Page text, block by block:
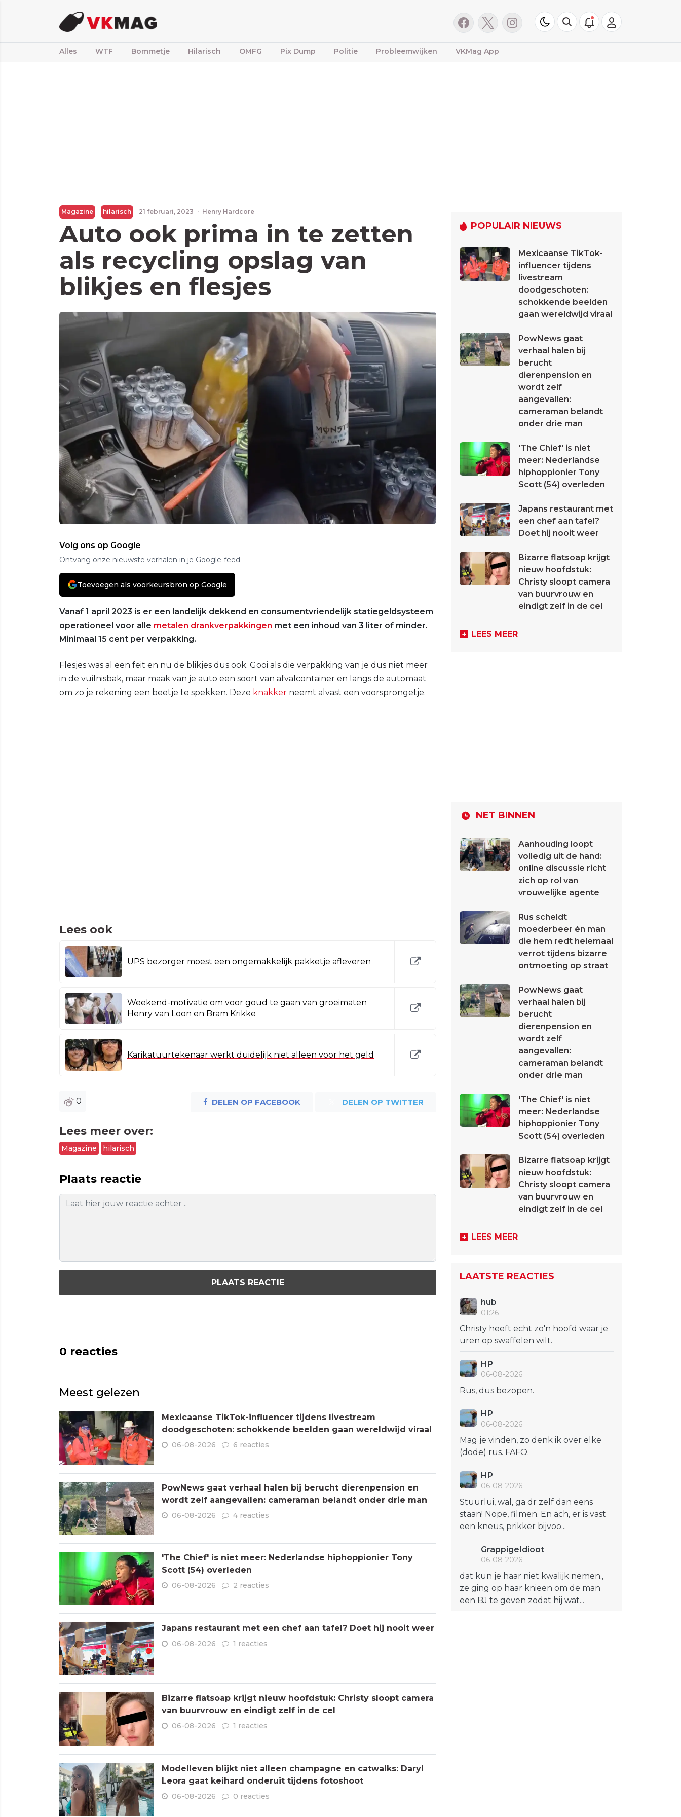
Alles WTF Bommetje Hilarisch OMFG Pix Dump Politie Probleemwijken VKMag App
Magazine hilarisch 21 februari, 2023 · Henry Hardcore
Auto ook prima in te zetten
als recycling opslag van
blikjes en flesjes
Volg ons op Google
Ontvang onze nieuwste verhalen in je Google-feed
Toevoegen als voorkeursbron op Google
Vanaf 1 april 2023 is er een landelijk dekkend en consumentvriendelijk statiegeldsysteem
operationeel voor alle metalen drankverpakkingen met een inhoud van 3 liter of minder.
Minimaal 15 cent per verpakking.
Flesjes was al een feit en nu de blikjes dus ook. Gooi als die verpakking van je dus niet meer
in de vuilnisbak, maar maak van je auto een soort van afvalcontainer en langs de automaat
om zo je rekening een beetje te spekken. Deze knakker neemt alvast een voorsprongetje.
Lees ook
UPS bezorger moest een ongemakkelijk pakketje afleveren
Weekend-motivatie om voor goud te gaan van groeimaten
Henry van Loon en Bram Krikke
Karikatuurtekenaar werkt duidelijk niet alleen voor het geld
0 DELEN OP FACEBOOK DELEN OP TWITTER
Lees meer over:
Magazine hilarisch
Plaats reactie
PLAATS REACTIE
0 reacties
Meest gelezen
Mexicaanse TikTok-influencer tijdens livestream
doodgeschoten: schokkende beelden gaan wereldwijd viraal
06-08-2026 6 reacties
PowNews gaat verhaal halen bij berucht dierenpension en
wordt zelf aangevallen: cameraman belandt onder drie man
06-08-2026 4 reacties
'The Chief' is niet meer: Nederlandse hiphoppionier Tony
Scott (54) overleden
06-08-2026 2 reacties
Japans restaurant met een chef aan tafel? Doet hij nooit weer
06-08-2026 1 reacties
Bizarre flatsoap krijgt nieuw hoofdstuk: Christy sloopt camera
van buurvrouw en eindigt zelf in de cel
06-08-2026 1 reacties
Modelleven blijkt niet alleen champagne en catwalks: Daryl
Leora gaat keihard onderuit tijdens fotoshoot
06-08-2026 0 reacties
POPULAIR NIEUWS
Mexicaanse TikTok-
influencer tijdens
livestream
doodgeschoten:
schokkende beelden
gaan wereldwijd viraal
PowNews gaat
verhaal halen bij
berucht
dierenpension en
wordt zelf
aangevallen:
cameraman belandt
onder drie man
'The Chief' is niet
meer: Nederlandse
hiphoppionier Tony
Scott (54) overleden
Japans restaurant met
een chef aan tafel?
Doet hij nooit weer
Bizarre flatsoap krijgt
nieuw hoofdstuk:
Christy sloopt camera
van buurvrouw en
eindigt zelf in de cel
LEES MEER
NET BINNEN
Aanhouding loopt
volledig uit de hand:
online discussie richt
zich op rol van
vrouwelijke agente
Rus scheldt
moederbeer én man
die hem redt helemaal
verrot tijdens bizarre
ontmoeting op straat
PowNews gaat
verhaal halen bij
berucht
dierenpension en
wordt zelf
aangevallen:
cameraman belandt
onder drie man
'The Chief' is niet
meer: Nederlandse
hiphoppionier Tony
Scott (54) overleden
Bizarre flatsoap krijgt
nieuw hoofdstuk:
Christy sloopt camera
van buurvrouw en
eindigt zelf in de cel
LEES MEER
LAATSTE REACTIES
hub
01:26
Christy heeft echt zo'n hoofd waar je
uren op swaffelen wilt.
HP
06-08-2026
Rus, dus bezopen.
HP
06-08-2026
Mag je vinden, zo denk ik over elke
(dode) rus. FAFO.
HP
06-08-2026
Stuurlui, wal, ga dr zelf dan eens
staan! Nope, filmen. En ach, er is vast
een kneus, prikker bijvoo...
GrappigeIdioot
06-08-2026
dat kun je haar niet kwalijk nemen.,
ze ging op haar knieën om de man
een BJ te geven zodat hij wat...